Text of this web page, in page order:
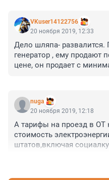
Водоканала в период
подчиненные уже все
последние дни
после его отставки?
VKuser14122756
20 ноября 2019, 12:33
Дело шляпа- развалится.
генератор , ему продают
цене, он продает с
участвовал, так как нет
водоконал вот и все.
nuga
20 ноября 2019, 12:18
А тарифы на проезд в ОТ
стоимость
штатов,включая